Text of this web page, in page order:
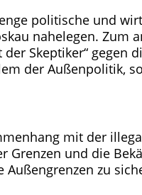
politische und
nahelegen. Zum
Skeptiker“ gegen
der Außenpolitik,
mit der
Grenzen und die
zu